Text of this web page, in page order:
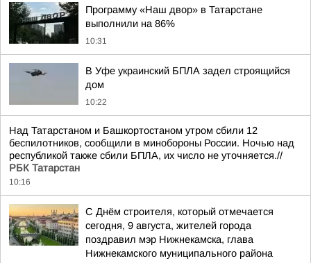
Программу «Наш двор» в Татарстане
выполнили на 86%
10:31
В Уфе украинский БПЛА задел строящийся
дом
10:22
Над Татарстаном и Башкортостаном утром сбили 12
беспилотников, сообщили в минобороны России. Ночью над
республикой также сбили БПЛА, их число не уточняется.//
РБК Татарстан
10:16
С Днём строителя, который отмечается
сегодня, 9 августа, жителей города
поздравил мэр Нижнекамска, глава
Нижнекамского муниципального района